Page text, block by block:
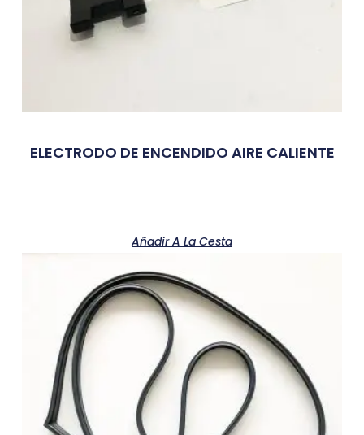
ELECTRODO DE ENCENDIDO AIRE CALIENTE
Añadir A La Cesta